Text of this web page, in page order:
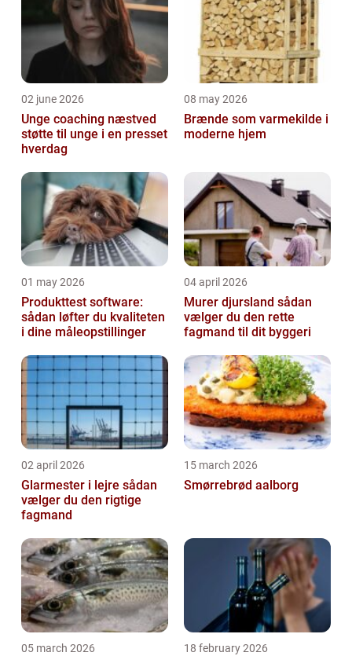
02 june 2026
Unge coaching næstved
støtte til unge i en presset
hverdag
08 may 2026
Brænde som varmekilde i
moderne hjem
01 may 2026
Produkttest software:
sådan løfter du kvaliteten
i dine måleopstillinger
04 april 2026
Murer djursland sådan
vælger du den rette
fagmand til dit byggeri
02 april 2026
Glarmester i lejre sådan
vælger du den rigtige
fagmand
15 march 2026
Smørrebrød aalborg
05 march 2026 18 february 2026